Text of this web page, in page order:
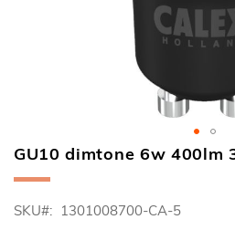
Ga
naar
begin
GU10 dimtone 6w 400lm
SKU 1301008700-CA-5